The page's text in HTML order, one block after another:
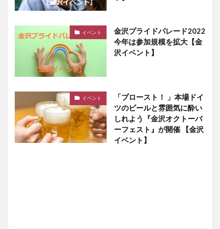
イベント
金沢プライドパレード2022
今年は参加規模を拡大【金
沢イベント】
イベント
「プロースト！ 」本場ドイ
ツのビールと雰囲気に酔い
しれよう『金沢オクトーバ
ーフェスト』が開催 【金沢
イベント】